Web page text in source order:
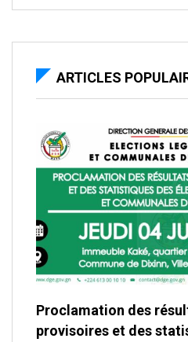
ARTICLES
Proclamation des
provisoires et des